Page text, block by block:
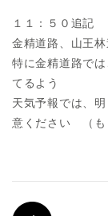
１１：５０追記
金精道路、山王
特に金精道路で
てるよう
天気予報では、
意ください （も